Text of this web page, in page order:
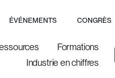
ÉVÉNEMENTS CONGRÈS
Formations
Industrie en chiffres